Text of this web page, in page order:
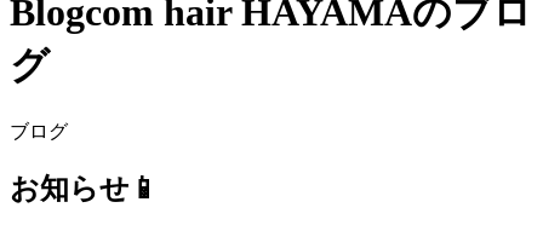
Blogcom hair HAYAMAのブロ
グ
ブログ
お知らせ📱